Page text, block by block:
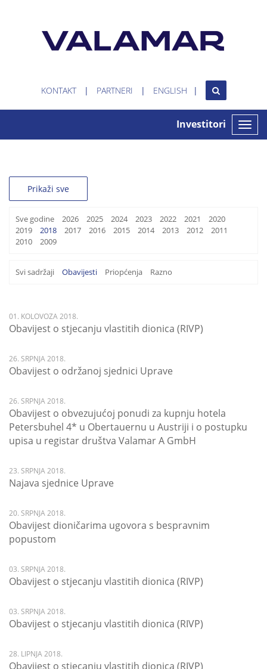
KONTAKT PARTNERI ENGLISH
Toggle
Investitori
Prikaži sve
Sve godine 2026 2025 2024 2023 2022 2021
2020
2019
2018 2017 2016 2015 2014 2013 2012
2011
2010
2009
Svi sadržaji Obavijesti Priopćenja Razno
01. KOLOVOZA 2018.
Obavijest o stjecanju vlastitih dionica (RIVP)
26. SRPNJA 2018.
Obavijest o održanoj sjednici Uprave
26. SRPNJA 2018.
Obavijest o obvezujućoj ponudi za kupnju hotela
Petersbuhel 4* u Obertauernu u Austriji i o postupku
upisa u registar društva Valamar A GmbH
23. SRPNJA 2018.
Najava sjednice Uprave
20. SRPNJA 2018.
Obavijest dioničarima ugovora s bespravnim
popustom
03. SRPNJA 2018.
Obavijest o stjecanju vlastitih dionica (RIVP)
03. SRPNJA 2018.
Obavijest o stjecanju vlastitih dionica (RIVP)
28. LIPNJA 2018.
Obavijest o stjecanju vlastitih dionica (RIVP)